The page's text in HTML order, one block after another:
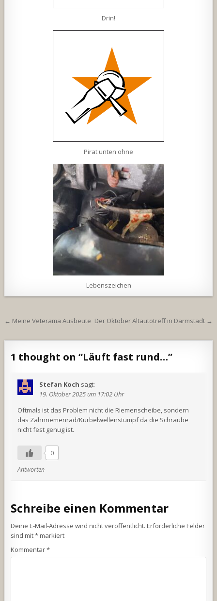
Drin!
Pirat unten ohne
Lebenszeichen
Beitragsnavigation
← Meine Veterama Ausbeute Der Oktober Altautotreff in Darmstadt →
1 thought on “Läuft fast rund…”
Stefan Koch sagt:
19. Oktober 2025 um 17:02 Uhr
Oftmals ist das Problem nicht die Riemenscheibe, sondern
das Zahnriemenrad/Kurbelwellenstumpf da die Schraube
nicht fest genug ist.
0
Antworten
Schreibe einen Kommentar
Deine E-Mail-Adresse wird nicht veröffentlicht. Erforderliche Felder
sind mit*markiert
Kommentar*